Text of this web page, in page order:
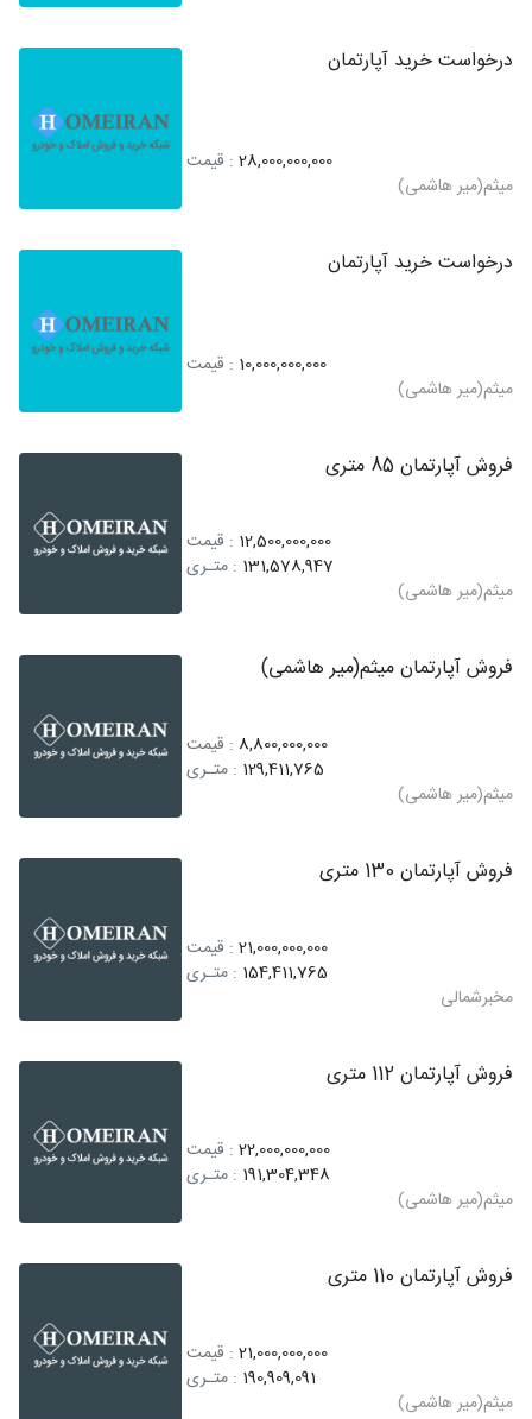
درخواست خرید آپارتمان
28,000,000,000 : قیمت
میثم(میر هاشمی)
درخواست خرید آپارتمان
10,000,000,000 : قیمت
میثم(میر هاشمی)
فروش آپارتمان 85 متری
12,500,000,000 : قیمت
131,578,947 : متـری
میثم(میر هاشمی)
فروش آپارتمان میثم(میر هاشمی)
8,800,000,000 : قیمت
129,411,765 : متـری
میثم(میر هاشمی)
فروش آپارتمان 130 متری
21,000,000,000 : قیمت
154,411,765 : متـری
مخبرشمالی
فروش آپارتمان 112 متری
22,000,000,000 : قیمت
191,304,348 : متـری
میثم(میر هاشمی)
فروش آپارتمان 110 متری
21,000,000,000 : قیمت
190,909,091 : متـری
میثم(میر هاشمی)